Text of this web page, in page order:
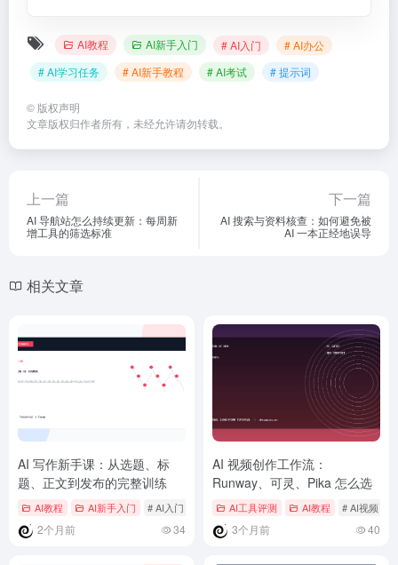
AI教程 AI新手入门 # AI入门
# AI办公
# AI学习任务
# AI新手教程 # AI考试 # 提示词
© 版权声明
文章版权归作者所有，未经允许请勿转载。
上一篇
AI 导航站怎么持续更新：每周新
增工具的筛选标准
下一篇
AI 搜索与资料核查：如何避免被
AI 一本正经地误导
相关文章
AI 写作新手课：从选题、标
题、正文到发布的完整训练
AI教程 AI新手入门 # AI入门 # AI办公 # AI学习任务
2个月前 34
AI 视频创作工作流：
Runway、可灵、Pika 怎么选
AI工具评测 AI教程 # AI视频
3个月前 40